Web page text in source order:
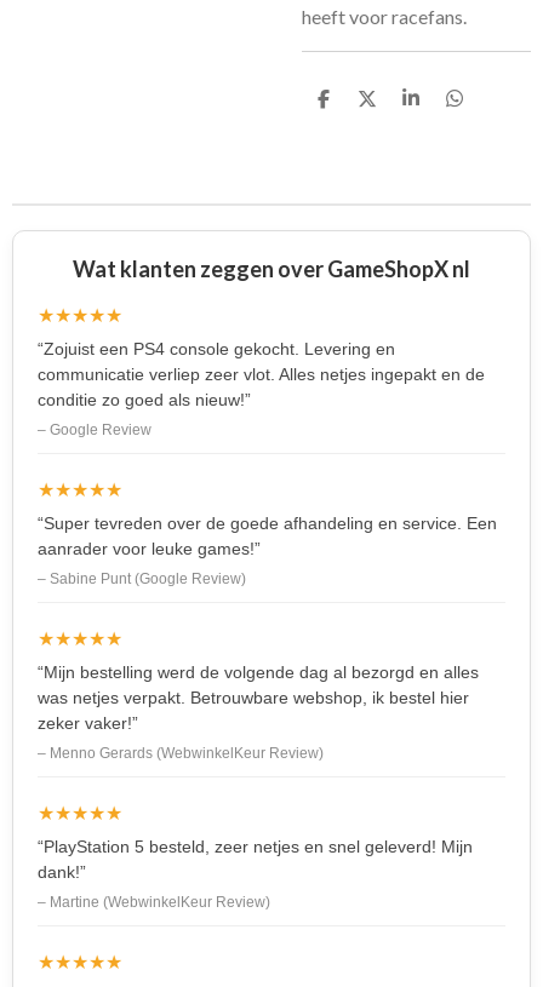
heeft voor racefans.
D
D
S
D
Wat klanten zeggen over GameShopX nl
★★★★★
“Zojuist een PS4 console gekocht. Levering en
communicatie verliep zeer vlot. Alles netjes ingepakt en de
conditie zo goed als nieuw!”
– Google Review
★★★★★
“Super tevreden over de goede afhandeling en service. Een
aanrader voor leuke games!”
– Sabine Punt (Google Review)
★★★★★
“Mijn bestelling werd de volgende dag al bezorgd en alles
was netjes verpakt. Betrouwbare webshop, ik bestel hier
zeker vaker!”
– Menno Gerards (WebwinkelKeur Review)
★★★★★
“PlayStation 5 besteld, zeer netjes en snel geleverd! Mijn
dank!”
– Martine (WebwinkelKeur Review)
★★★★★